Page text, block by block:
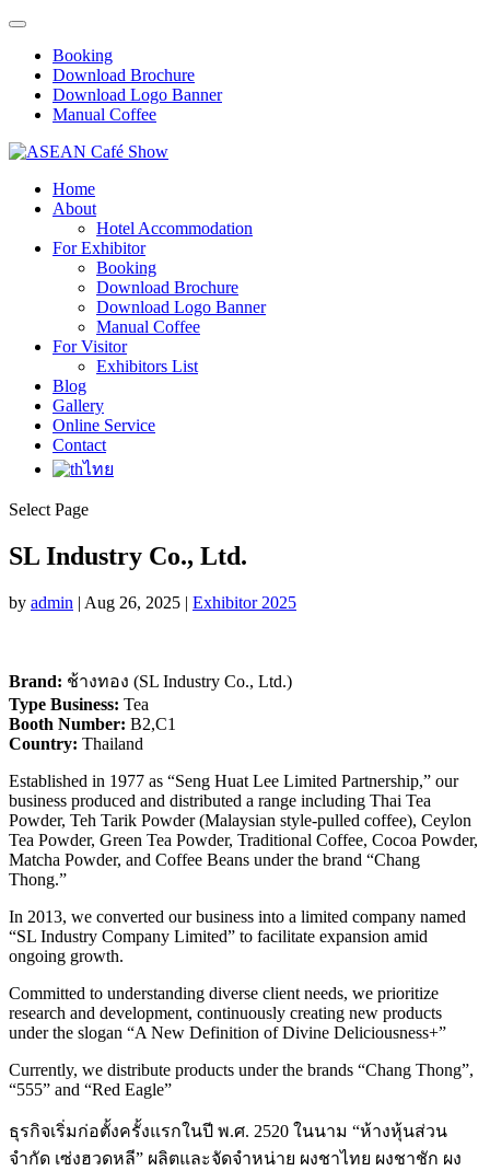
Booking
Download Brochure
Download Logo Banner
Manual Coffee
Home
About
Hotel Accommodation
For Exhibitor
Booking
Download Brochure
Download Logo Banner
Manual Coffee
For Visitor
Exhibitors List
Blog
Gallery
Online Service
Contact
ไทย
Select Page
SL Industry Co., Ltd.
by admin | Aug 26, 2025 | Exhibitor 2025
Brand: ช้างทอง (SL Industry Co., Ltd.)
Type Business: Tea
Booth Number: B2,C1
Country: Thailand
Established in 1977 as “Seng Huat Lee Limited Partnership,” our
business produced and distributed a range including Thai Tea
Powder, Teh Tarik Powder (Malaysian style-pulled coffee), Ceylon
Tea Powder, Green Tea Powder, Traditional Coffee, Cocoa Powder,
Matcha Powder, and Coffee Beans under the brand “Chang
Thong.”
In 2013, we converted our business into a limited company named
“SL Industry Company Limited” to facilitate expansion amid
ongoing growth.
Committed to understanding diverse client needs, we prioritize
research and development, continuously creating new products
under the slogan “A New Definition of Divine Deliciousness+”
Currently, we distribute products under the brands “Chang Thong”,
“555” and “Red Eagle”
ธุรกิจเริ่มก่อตั้งครั้งแรกในปี พ.ศ. 2520 ในนาม “ห้างหุ้นส่วน
จำกัด เซ่งฮวดหลี” ผลิตและจัดจำหน่าย ผงชาไทย ผงชาชัก ผง